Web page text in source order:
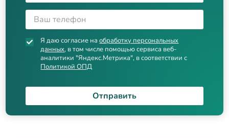
Я даю согласие наобработку персональных
данных, в том числе помощью сервиса веб-
аналитики "Яндекс.Метрика", в соответствии с
Политикой ОПД
Отправить